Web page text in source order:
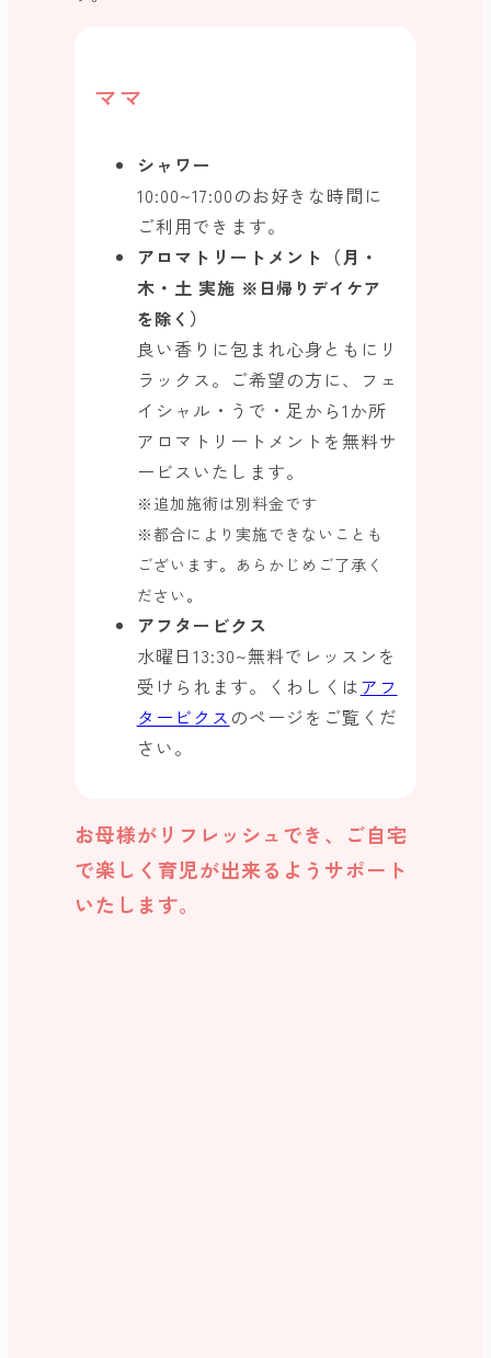
ママ
シャワー
10:00~17:00のお好きな時間に
ご利用できます。
アロマトリートメント（月・
木・土 実施 ※日帰りデイケア
を除く ）
良い香りに包まれ心身ともにリ
ラックス。ご希望の方に、フェ
イシャル・うで・足から1か所
アロマトリートメントを無料サ
ービスいたします。
※追加施術は別料金です
※都合により実施できないことも
ございます。あらかじめご了承く
ださい。
アフタービクス
水曜日13:30~無料でレッスンを
受けられます。くわしくはアフ
タービクス のページをご覧くだ
さい。
お母様がリフレッシュでき、ご自宅
で楽しく育児が出来るようサポート
いたします。